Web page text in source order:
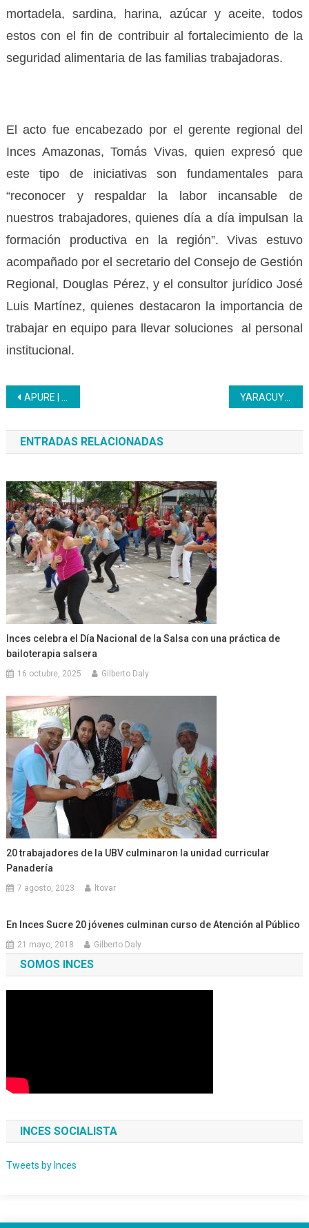
mortadela, sardina, harina, azúcar y aceite, todos
estos con el fin de contribuir al fortalecimiento de la
seguridad alimentaria de las familias trabajadoras.
El acto fue encabezado por el gerente regional del
Inces Amazonas, Tomás Vivas, quien expresó que
este tipo de iniciativas son fundamentales para
“reconocer y respaldar la labor incansable de
nuestros trabajadores, quienes día a día impulsan la
formación productiva en la región”. Vivas estuvo
acompañado por el secretario del Consejo de Gestión
Regional, Douglas Pérez, y el consultor jurídico José
Luis Martínez, quienes destacaron la importancia de
trabajar en equipo para llevar soluciones al personal
institucional.
Navegación
de
entradas
APURE | Docentes de educación física se forman en el Inces con el perfil Entrenador Deportivo YARACUY | Participación masiva tuvo la primera discusión de las 7T Inces
ENTRADAS RELACIONADAS
Inces celebra el Día Nacional de la Salsa con una práctica de
bailoterapia salsera
16 octubre, 2025 Gilberto Daly
20 trabajadores de la UBV culminaron la unidad curricular
Panadería
7 agosto, 2023 ltovar
En Inces Sucre 20 jóvenes culminan curso de Atención al Público
21 mayo, 2018 Gilberto Daly
SOMOS INCES
INCES SOCIALISTA
Tweets by Inces